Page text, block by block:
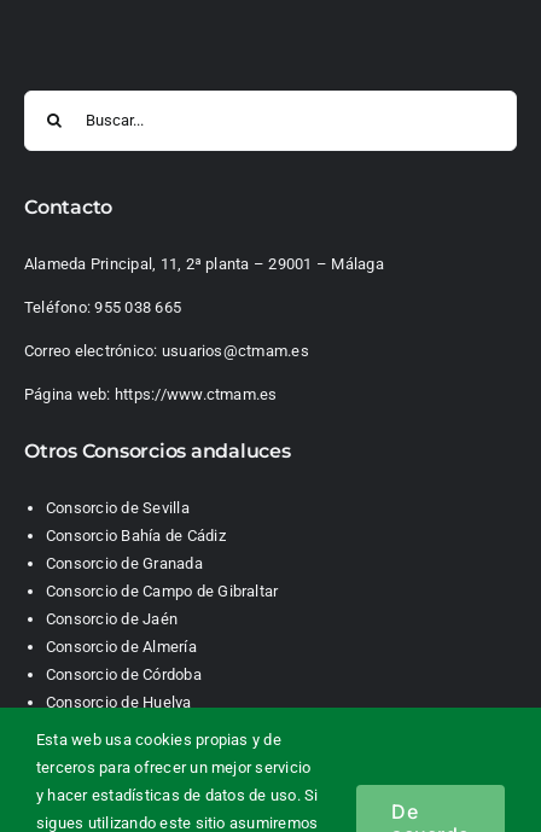
Contacto
Alameda Principal, 11, 2ª planta – 29001 – Málaga
Teléfono:955 038 665
Correo electrónico: usuarios@ctmam.es
Página web: https://www.ctmam.es
Otros Consorcios andaluces
Consorcio de Sevilla
Consorcio Bahía de Cádiz
Consorcio de Granada
Consorcio de Campo de Gibraltar
Consorcio de Jaén
Consorcio de Almería
Consorcio de Córdoba
Consorcio de Huelva
Consorcio de Transporte Metropolitano. Área de Málaga |
Contacto| Información legal Política de privacidad|
Esta web usa cookies propias y de
terceros para ofrecer un mejor servicio
y hacer estadísticas de datos de uso. Si
sigues utilizando este sitio asumiremos
De